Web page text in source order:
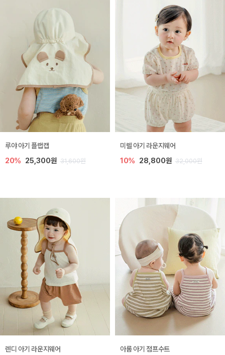
루야 아기 플랩캡
20% 25,300원 31,600원
미렐 아기 라운지웨어
10% 28,800원 32,000원
렌디 아기 라운지웨어 아롬 아기 점프수트